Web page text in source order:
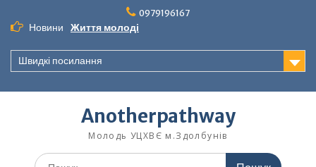
до
вмісту
0979196167
Новини Життя молоді
Швидкі посилання
Anotherpathway
Молодь УЦХВЄ м.Здолбунів
Шукати: